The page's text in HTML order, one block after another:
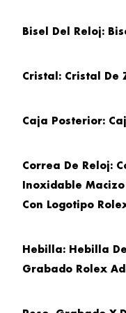
Bisel Del Reloj:
Cristal : Cristal De
Caja Posterior:
Correa De Reloj:
Inoxidable
Con Logotipo
Hebilla: Hebilla
Grabado Rolex